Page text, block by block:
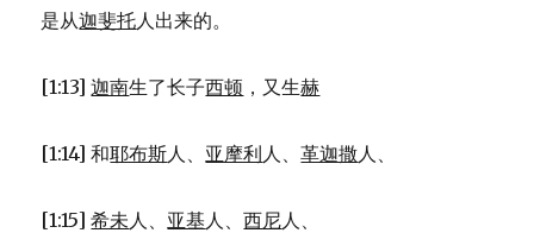
是从迦斐托人出来的。
[1:13]迦南生了长子西顿 ，又生赫
[1:14] 和耶布斯人、 亚摩利人、革迦撒人、
[1:15]希未人、 亚基人、西尼人、